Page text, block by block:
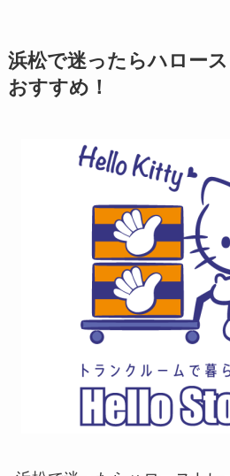
浜松で迷ったらハロー
おすすめ！